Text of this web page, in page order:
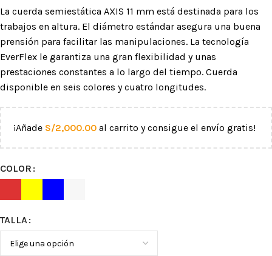
La cuerda semiestática AXIS 11 mm está destinada para los
trabajos en altura. El diámetro estándar asegura una buena
prensión para facilitar las manipulaciones. La tecnología
EverFlex le garantiza una gran flexibilidad y unas
prestaciones constantes a lo largo del tiempo. Cuerda
disponible en seis colores y cuatro longitudes.
¡Añade S/2,000.00 al carrito y consigue el envío gratis!
COLOR
TALLA